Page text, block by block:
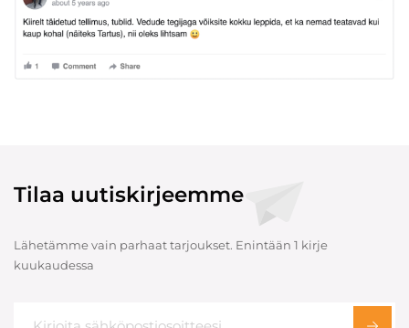
Tilaa uutiskirjeemme
Lähetämme vain parhaat tarjoukset. Enintään 1 kirje
kuukaudessa